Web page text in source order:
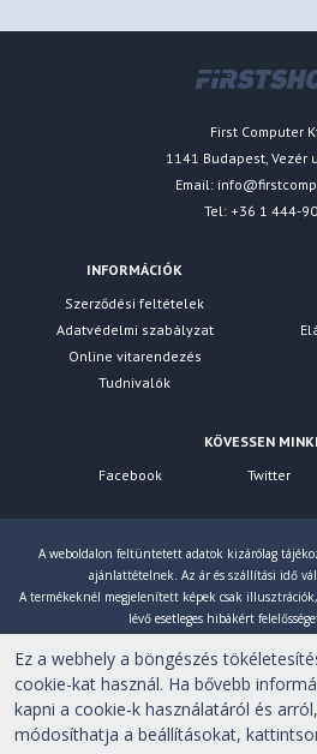
First Computer
1141 Budapest, Vezér
Email:
Tel: +36 1 444-
INFORMÁCIÓK
Szerződési feltételek
Adatvédelmi szabályzat
Online vitarendezés
Tudnivalók
KÖVESSEN
Facebook
Twitter
A weboldalon feltüntetett adatok kizárólag
ajánlattételnek. Az ár és szállítási idő
A termékeknél megjelenített képek csak
lévő esetleges hibákért
számoljuk!
Copyright © 2007-2026 First Computer Kft.
fenntartva!
Ez a webhely a böngészés
cookie-kat használ. Ha bővebb
kapni a cookie-k használatáról és
módosíthatja a beállításokat,